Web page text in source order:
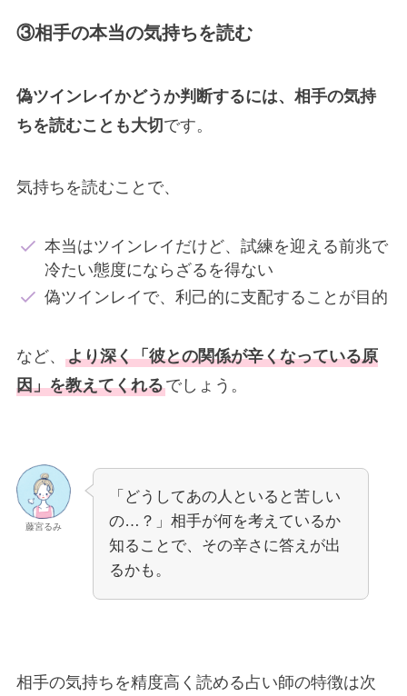
③相手の本当の気持ちを読む
偽ツインレイかどうか判断するには、相手の気持
ちを読むことも大切です。
気持ちを読むことで、
本当はツインレイだけど、試練を迎える前兆で
冷たい態度にならざるを得ない
偽ツインレイで、利己的に支配することが目的
など、 より深く「彼との関係が辛くなっている原
因」を教えてくれるでしょう。
藤宮るみ
「どうしてあの人といると苦しい
の…？」相手が何を考えているか
知ることで、その辛さに答えが出
るかも。
相手の気持ちを精度高く読める占い師の特徴は次